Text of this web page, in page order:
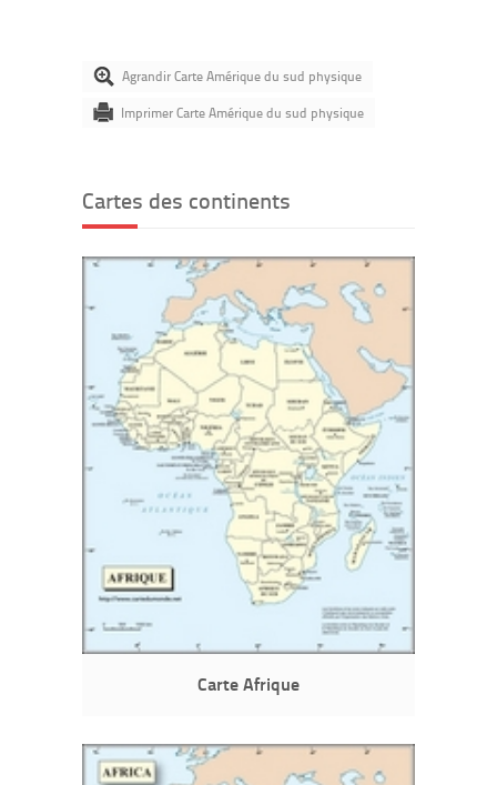
Agrandir Carte Amérique du sud physique
Imprimer Carte Amérique du sud physique
Cartes des continents
Carte Afrique